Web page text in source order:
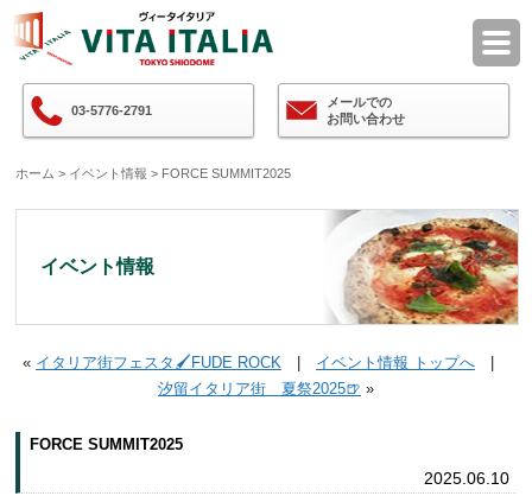
VITA ITALIAヴィータイタリア
03-5776-2791
メールでの
お問い合わせ
ホーム > イベント情報 > FORCE SUMMIT2025
イベント情報
« イタリア街フェスタ🖌FUDE ROCK| イベント情報 トップへ|
汐留イタリア街 夏祭2025🍺 »
FORCE SUMMIT2025
2025.06.10